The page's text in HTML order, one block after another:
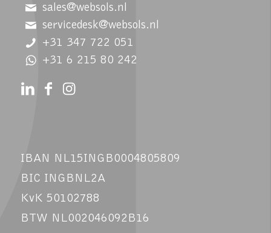
sales@websols.nl
servicedesk@websols.nl
+31 347 722 051
+31 6 215 80 242
IBAN NL15INGB0004805809
BIC INGBNL2A
KvK 50102788
BTW NL002046092B16